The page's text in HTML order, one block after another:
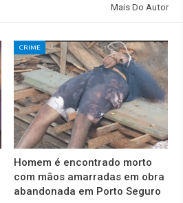
Mais Do Autor
CRIME
Homem é encontrado morto
com mãos amarradas em obra
abandonada em Porto Seguro